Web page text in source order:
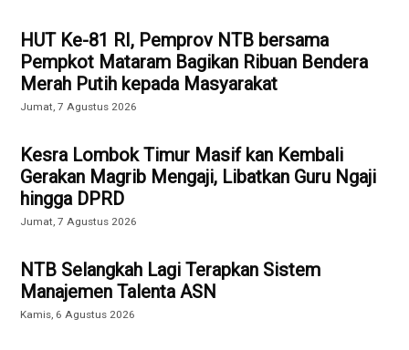
HUT Ke-81 RI, Pemprov NTB bersama
Pempkot Mataram Bagikan Ribuan Bendera
Merah Putih kepada Masyarakat
Jumat, 7 Agustus 2026
Kesra Lombok Timur Masif kan Kembali
Gerakan Magrib Mengaji, Libatkan Guru Ngaji
hingga DPRD
Jumat, 7 Agustus 2026
NTB Selangkah Lagi Terapkan Sistem
Manajemen Talenta ASN
Kamis, 6 Agustus 2026